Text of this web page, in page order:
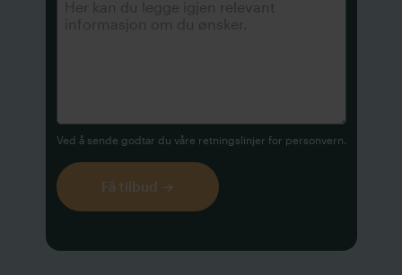
Ved å sende godtar du våre retningslinjer for personvern.